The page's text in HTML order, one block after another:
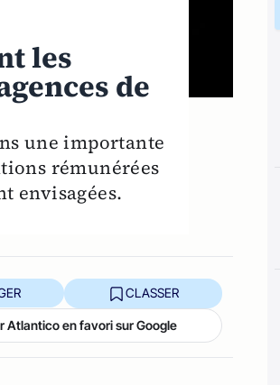
les
de
une importante
rémunérées
envisagées.
CLASSER
Atlantico en favori sur Google